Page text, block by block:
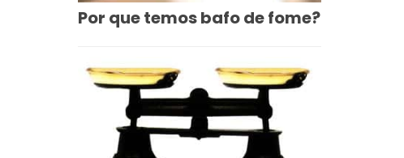
Por que temos bafo de fome?